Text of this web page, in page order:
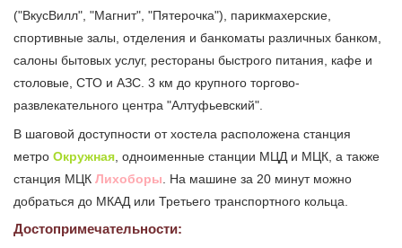
("ВкусВилл", "Магнит", "Пятерочка"), парикмахерские,
спортивные залы, отделения и банкоматы различных банком,
салоны бытовых услуг, рестораны быстрого питания, кафе и
столовые, СТО и АЗС. 3 км до крупного торгово-
развлекательного центра "Алтуфьевский".
В шаговой доступности от хостела расположена станция
метро Окружная, одноименные станции МЦД и МЦК, а также
станция МЦК Лихоборы. На машине за 20 минут можно
добраться до МКАД или Третьего транспортного кольца.
Достопримечательности: